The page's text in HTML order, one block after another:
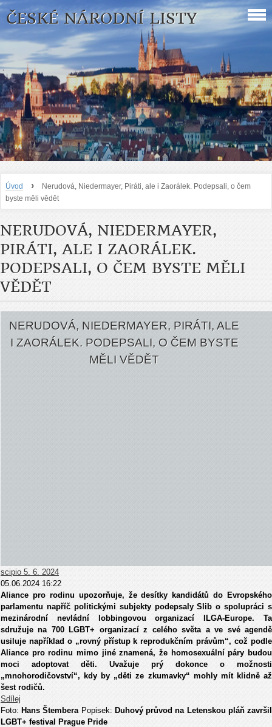
ČESKÉ NÁRODNÍ LISTY
Úvod ›
Nerudová, Niedermayer, Piráti, ale i Zaorálek. Podepsali, o čem
byste měli vědět
NERUDOVÁ, NIEDERMAYER,
PIRÁTI, ALE I ZAORÁLEK.
PODEPSALI, O ČEM BYSTE MĚLI
VĚDĚT
NERUDOVÁ, NIEDERMAYER, PIRÁTI, ALE
I ZAORÁLEK. PODEPSALI, O ČEM BYSTE
MĚLI VĚDĚT
scipio 5. 6. 2024
05.06.2024 16:22
Aliance pro rodinu upozorňuje, že desítky kandidátů do Evropského
parlamentu napříč politickými subjekty podepsaly Slib o spolupráci s
mezinárodní nevládní lobbingovou organizací ILGA-Europe. Ta
sdružuje na 700 LGBT+ organizací z celého světa a ve své agendě
usiluje například o „rovný přístup k reprodukčním právům“, což podle
Aliance pro rodinu mimo jiné znamená, že homosexuální páry budou
moci adoptovat děti. Uvažuje prý dokonce o možnosti
„mnohorodičovství“, kdy by „děti ze zkumavky“ mohly mít klidně až
šest rodičů.
Sdílej
Foto: Hans ŠtemberaPopisek: Duhový průvod na Letenskou pláň završil
LGBT+ festival Prague Pride